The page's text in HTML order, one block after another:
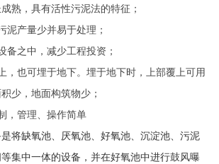
熟，具有活性污泥法的特征；
泥产量少并易于处理；
备之中，减少工程投资；
，也可埋于地下。埋于地下时，上部覆上可用
少，地面构筑物少；
，管理、操作简单
将缺氧池、厌氧池、好氧池、沉淀池、污泥
集中一体的设备，并在好氧池中进行鼓风曝